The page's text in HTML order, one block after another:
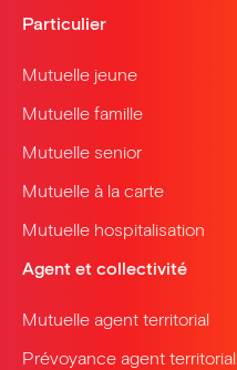
Particulier
Mutuelle jeune
Mutuelle famille
Mutuelle senior
Mutuelle à la carte
Mutuelle hospitalisation
Agent et collectivité
Mutuelle agent territorial
Prévoyance agent territorial